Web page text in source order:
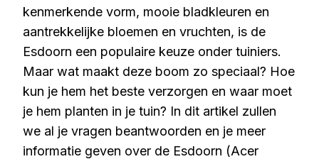
kenmerkende vorm, mooie bladkleuren en
aantrekkelijke bloemen en vruchten, is de
Esdoorn een populaire keuze onder tuiniers.
Maar wat maakt deze boom zo speciaal? Hoe
kun je hem het beste verzorgen en waar moet
je hem planten in je tuin? In dit artikel zullen
we al je vragen beantwoorden en je meer
informatie geven over de Esdoorn (Acer